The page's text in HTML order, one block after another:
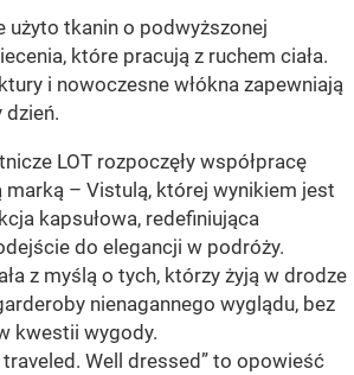
użyto tkanin o podwyższonej
które pracują z ruchem ciała.
i nowoczesne włókna zapewniają
dzień.
LOT rozpoczęły współpracę
marką – Vistulą, której wynikiem jest
kapsułowa, redefiniująca
do elegancji w podróży.
z myślą o tych, którzy żyją w drodze
nienagannego wyglądu, bez
kwestii wygody.
traveled. Well dressed” to opowieść